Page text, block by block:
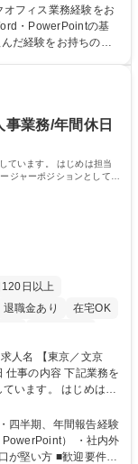
ど幅広い総務業務も
務における業務改善
安全衛生管理、BCP
件の備考へ続く 募
/在宅・時差出勤可/残
フィス業務経験をお
・PowerPointの基
だ経験をお持ちの方
固な経営基盤のもと
勤務が可能であり月
を重視した働き方が実
事業務/年間休日
ています。 はじめは担当
ジャーポジションとして活
日以上
退職金あり
在宅OK
います。 はじめは担
ーやマネージャーポ
ルー
研修の企画、実行 ・勤
議員会、理事会） ・
四半期、年間報告経験
PowerPoint） ・社内外
■歓迎要件